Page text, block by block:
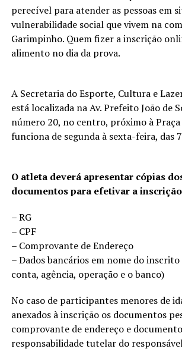
perecível para atender as pessoas em
vulnerabilidade social que vivem na
Garimpinho. Quem fizer a inscrição
alimento no dia da prova.
A Secretaria do Esporte, Cultura e
está localizada na Av. Prefeito João de
número 20, no centro, próximo à Praça
funciona de segunda à sexta-feira, das
O atleta deverá apresentar cópias
documentos para efetivar a
– RG
– CPF
– Comprovante de Endereço
– Dados bancários em nome do
conta, agência, operação e o banco)
No caso de participantes menores de
anexados à inscrição os documentos
comprovante de endereço e
responsabilidade tutelar do